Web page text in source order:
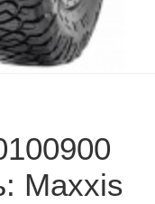
Maxxis